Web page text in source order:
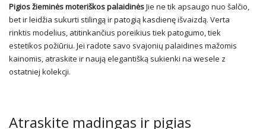
Pigios žieminės moteriškos palaidinėsJie ne tik apsaugo nuo šalčio,
bet ir leidžia sukurti stilingą ir patogią kasdienę išvaizdą. Verta
rinktis modelius, atitinkančius poreikius tiek patogumo, tiek
estetikos požiūriu. Jei radote savo svajonių palaidines mažomis
kainomis, atraskite ir naują elegantišką sukienki na wesele z
ostatniej kolekcji.
Atraskite madingas ir pigias